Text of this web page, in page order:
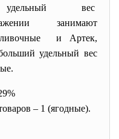
вес
занимают
и Артек,
удельный вес
– 1 (ягодные).